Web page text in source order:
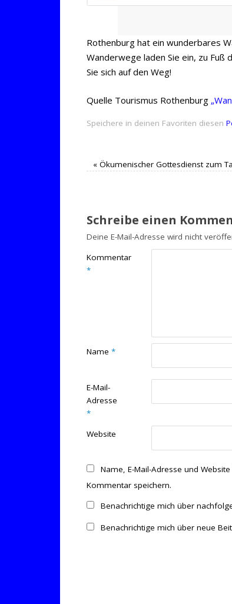
Rothenburg hat ein wunderbares
Wanderwege laden Sie ein, zu
Sie sich auf den Weg!
Quelle Tourismus Rothenburg
Speichere in deinen Favoriten diesen
«Ökumenischer Gottesdienst zum
Schreibe einen
Deine E-Mail-Adresse wird nicht
Kommentar
*
Name *
E-Mail-
Adresse
*
Website
Name, E-Mail-Adresse und
Kommentar speichern.
Benachrichtige mich über
Benachrichtige mich über neue